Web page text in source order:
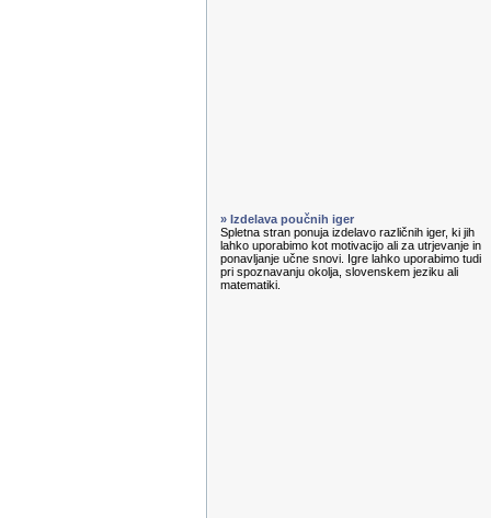
» Izdelava poučnih iger
Spletna stran ponuja izdelavo različnih iger, ki jih
lahko uporabimo kot motivacijo ali za utrjevanje in
ponavljanje učne snovi. Igre lahko uporabimo tudi
pri spoznavanju okolja, slovenskem jeziku ali
matematiki.